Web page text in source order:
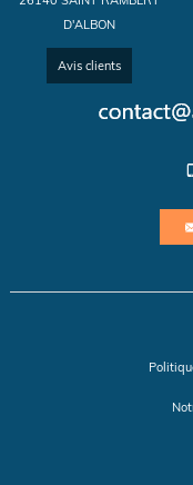
D'ALBON
Avis clients